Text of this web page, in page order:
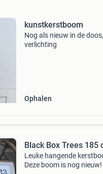
kunstkerstboom
Nog als nieuw in de
verlichting
Ophalen
Black Box Trees 185
Leuke hangende
Deze boom is nog